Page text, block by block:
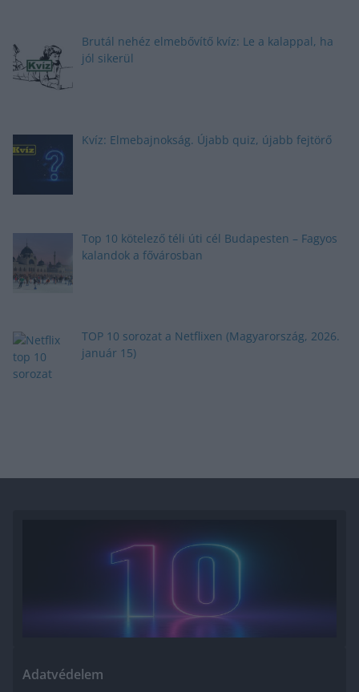
Brutál nehéz elmebővítő kvíz: Le a kalappal, ha
jól sikerül
Kvíz: Elmebajnokság. Újabb quiz, újabb fejtörő
Top 10 kötelező téli úti cél Budapesten – Fagyos
kalandok a fővárosban
TOP 10 sorozat a Netflixen (Magyarország, 2026.
január 15)
Adatvédelem